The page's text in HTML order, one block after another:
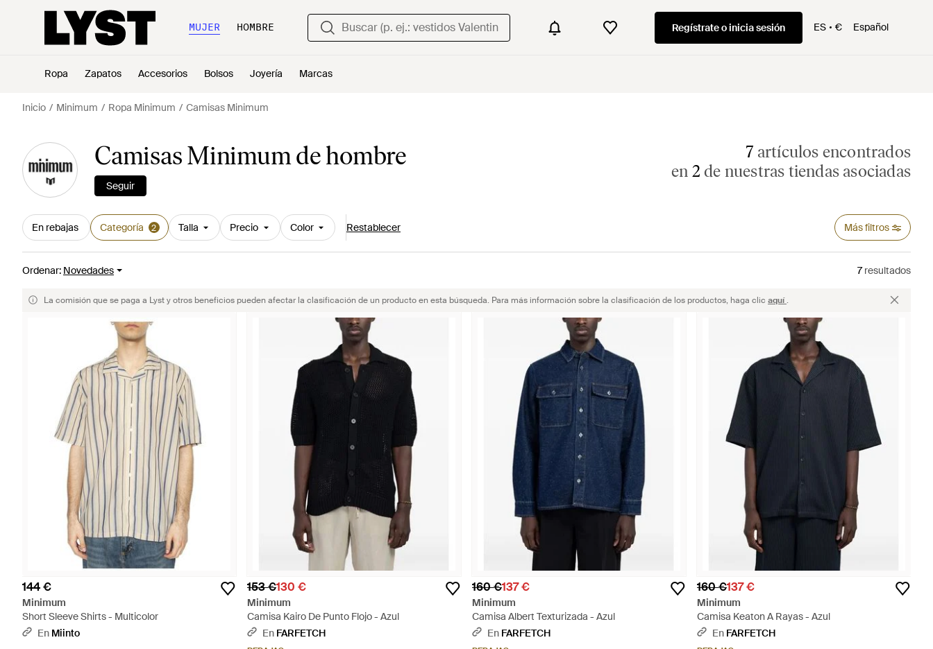
MUJER HOMBRE Regístrate o inicia sesión ES € Español
Ropa Zapatos Accesorios Bolsos Joyería Marcas
Inicio Minimum Ropa Minimum Camisas Minimum
Camisas Minimum de hombre
Seguir
7 artículos encontrados
en 2 de nuestras tiendas asociadas
En rebajas Categoría 2 Talla Precio Color Restablecer Más filtros
Ordenar: Novedades 7resultados
La comisión que se paga a Lyst y otros beneficios pueden afectar la clasificación de un producto en esta búsqueda. Para más información sobre la clasificación de los productos, haga clic aquí.
144 €
Minimum
Short Sleeve Shirts - Multicolor
En Miinto
153 €130 €
Minimum
Camisa Kairo De Punto Flojo - Azul
En FARFETCH
160 €137 €
Minimum
Camisa Albert Texturizada - Azul
En FARFETCH
160 €137 €
Minimum
Camisa Keaton A Rayas - Azul
En FARFETCH